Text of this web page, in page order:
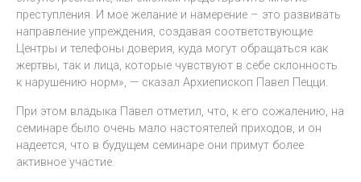
преступления. И мое желание и намерение – это развивать
направление упреждения, создавая соответствующие
Центры и телефоны доверия, куда могут обращаться как
жертвы, так и лица, которые чувствуют в себе склонность
к нарушению норм», — сказал Архиепископ Павел Пецци.
При этом владыка Павел отметил, что, к его сожалению, на
семинаре было очень мало настоятелей приходов, и он
надеется, что в будущем семинаре они примут более
активное участие.